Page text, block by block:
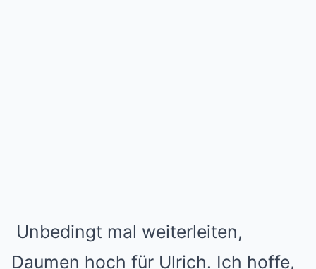
Unbedingt mal weiterleiten,
Daumen hoch für Ulrich. Ich hoffe,